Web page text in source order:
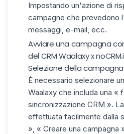
Impostando un'azione di
campagne che prevedono
messaggi, e-mail, ecc.
Avviare una campagna
del CRM Waalaxy x
Selezione della campagna
È necessario selezionare
Waalaxy che includa una «
sincronizzazione CRM ».
effettuata facilmente dalla
», « Creare una campagna